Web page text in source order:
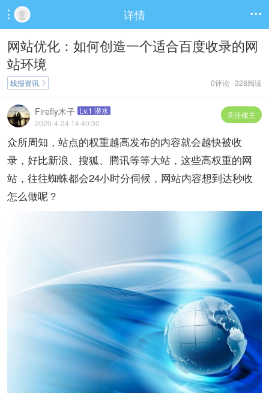
 详情 
网站优化：如何创造一个适合百度收录的网
站环境
0评论 328阅读
线报资讯 
关注楼主
Firefly木子 Lv.1 潜水
2020-4-24 14:40:30
众所周知，站点的权重越高发布的内容就会越快被收
录，好比新浪、搜狐、腾讯等等大站，这些高权重的网
站，往往蜘蛛都会24小时分伺候，网站内容想到达秒收
怎么做呢？